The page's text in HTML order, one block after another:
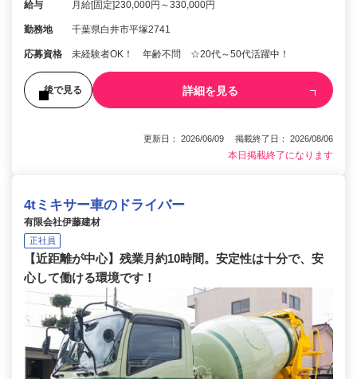
給与 月給[固定]230,000円～330,000円
勤務地 千葉県白井市平塚2741
応募資格 未経験者OK！ 年齢不問 ☆20代～50代活躍中！
後で見る 詳細を見る
更新日： 2026/06/09 掲載終了日： 2026/08/06
本日掲載終了になります
4tミキサー車のドライバー
有限会社伊藤建材
正社員
【近距離が中心】残業月約10時間。安定性は十分で、安
心して働ける環境です！